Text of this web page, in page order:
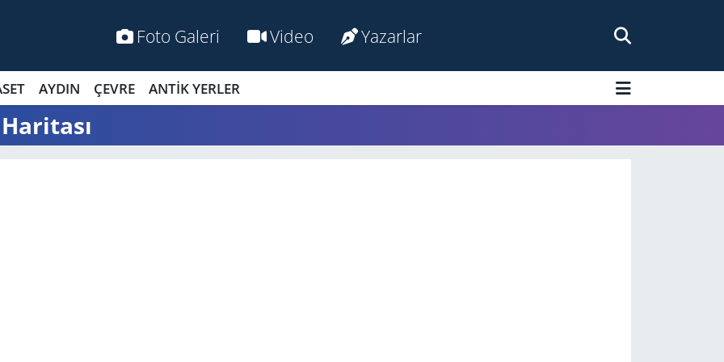
Foto Galeri Video Yazarlar
AYDIN ÇEVRE ANTİK YERLER